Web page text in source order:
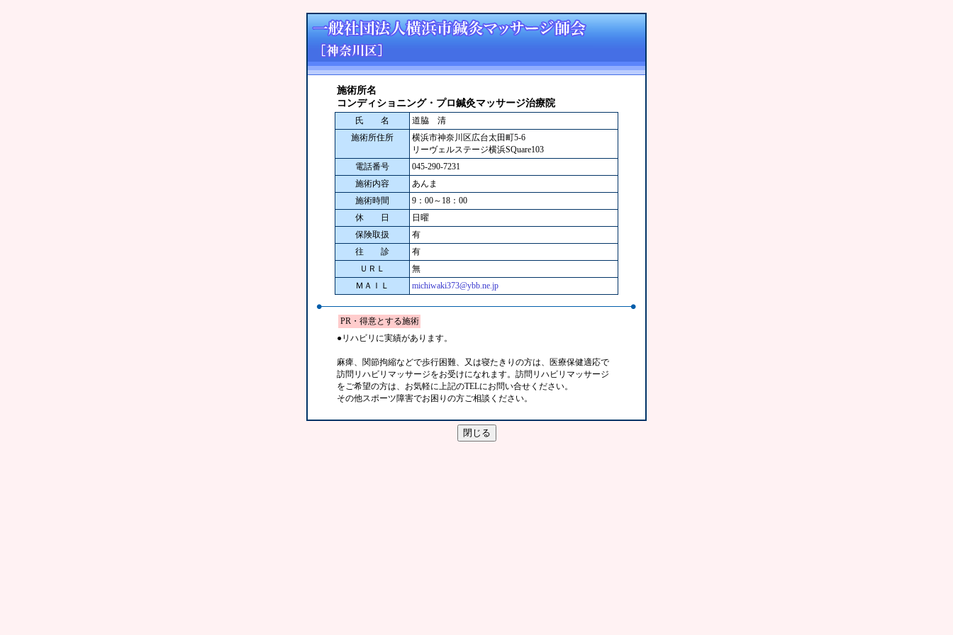
施術所名
コンディショニング・プロ鍼灸マッサージ治療院
氏 名
道脇 清
施術所住所
横浜市神奈川区広台太田町5-6
リーヴェルステージ横浜SQuare103
電話番号
045-290-7231
施術内容
あんま
施術時間
9：00～18：00
休 日
日曜
保険取扱
有
往 診
有
ＵＲＬ
無
ＭＡＩＬ
michiwaki373@ybb.ne.jp
PR・得意とする施術
●リハビリに実績があります。
麻痺、関節拘縮などで歩行困難、又は寝たきりの方は、医療保健適応で
訪問リハビリマッサージをお受けになれます。訪問リハビリマッサージ
をご希望の方は、お気軽に上記のTELにお問い合せください。
その他スポーツ障害でお困りの方ご相談ください。